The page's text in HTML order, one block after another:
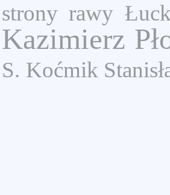
strony rawy
Kazimierz
S. Koćmik